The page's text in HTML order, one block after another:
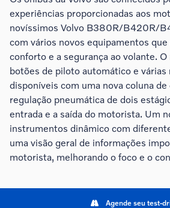
experiências proporcionadas aos
novíssimos Volvo B380R/B420R/
com vários novos equipamentos
conforto e a segurança ao volante.
botões de piloto automático e várias
disponíveis com uma nova coluna de
regulação pneumática de dois
entrada e a saída do motorista. Um
instrumentos dinâmico com
uma visão geral de informações
motorista, melhorando o foco e o
Agende seu test-